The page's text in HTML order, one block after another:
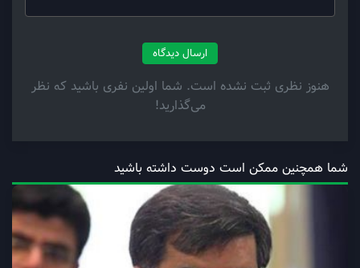
ارسال دیدگاه
هنوز نظری ثبت نشده است. شما اولین نفری باشید که نظر
می‌گذارید!
شما همچنین ممکن است دوست داشته باشید